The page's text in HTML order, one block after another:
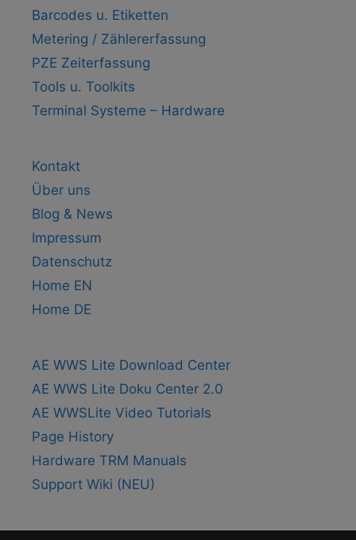
Barcodes u. Etiketten
Metering / Zählererfassung
PZE Zeiterfassung
Tools u. Toolkits
Terminal Systeme – Hardware
Kontakt
Über uns
Blog & News
Impressum
Datenschutz
Home EN
Home DE
AE WWS Lite Download Center
AE WWS Lite Doku Center 2.0
AE WWSLite Video Tutorials
Page History
Hardware TRM Manuals
Support Wiki (NEU)